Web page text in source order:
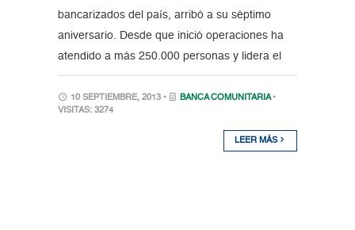
bancarizados del país, arribó a su séptimo
aniversario. Desde que inició operaciones ha
atendido a más 250.000 personas y lidera el
10 SEPTIEMBRE, 2013 • BANCA COMUNITARIA •
VISITAS: 3274
LEER MÁS